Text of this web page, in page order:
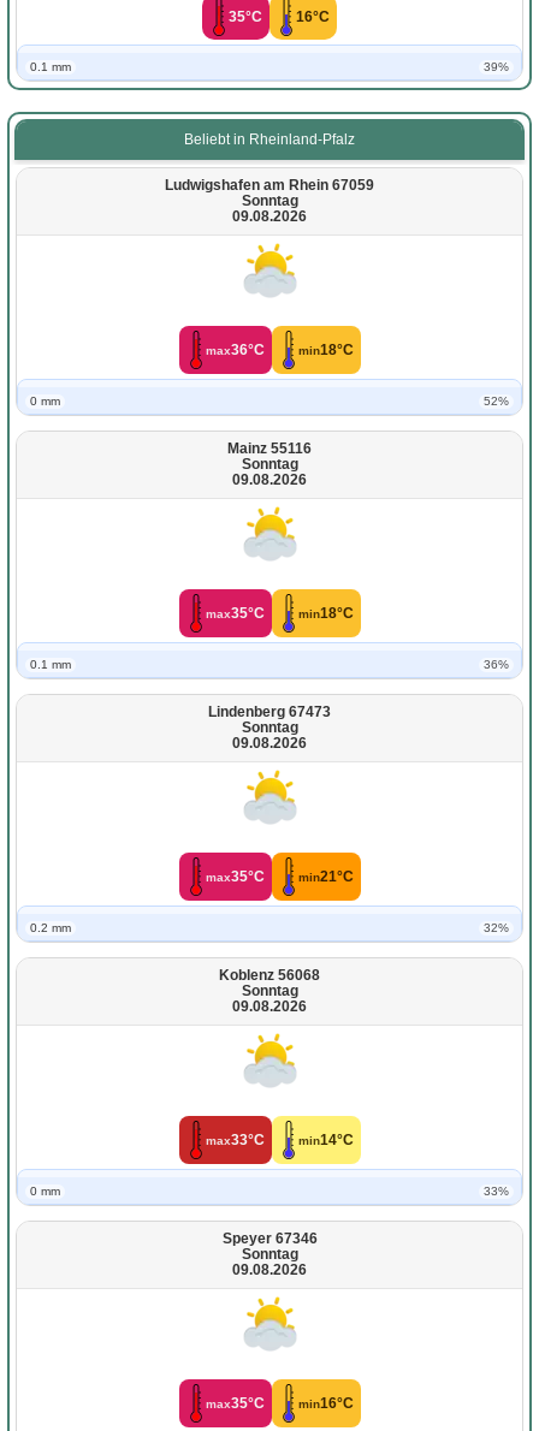
35°C 16°C
0.1 mm 39%
Beliebt in Rheinland-Pfalz
Ludwigshafen am Rhein 67059
Sonntag
09.08.2026
max36°C min18°C
0 mm 52%
Mainz 55116
Sonntag
09.08.2026
max35°C min18°C
0.1 mm 36%
Lindenberg 67473
Sonntag
09.08.2026
max35°C min21°C
0.2 mm 32%
Koblenz 56068
Sonntag
09.08.2026
max33°C min14°C
0 mm 33%
Speyer 67346
Sonntag
09.08.2026
max35°C min16°C